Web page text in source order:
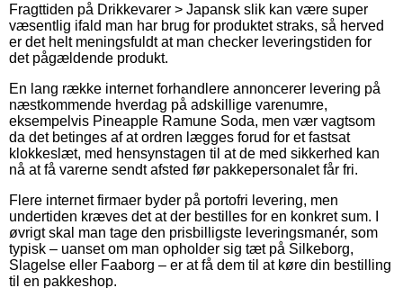
Fragttiden på Drikkevarer > Japansk slik kan være super
væsentlig ifald man har brug for produktet straks, så herved
er det helt meningsfuldt at man checker leveringstiden for
det pågældende produkt.
En lang række internet forhandlere annoncerer levering på
næstkommende hverdag på adskillige varenumre,
eksempelvis Pineapple Ramune Soda, men vær vagtsom
da det betinges af at ordren lægges forud for et fastsat
klokkeslæt, med hensynstagen til at de med sikkerhed kan
nå at få varerne sendt afsted før pakkepersonalet får fri.
Flere internet firmaer byder på portofri levering, men
undertiden kræves det at der bestilles for en konkret sum. I
øvrigt skal man tage den prisbilligste leveringsmanér, som
typisk – uanset om man opholder sig tæt på Silkeborg,
Slagelse eller Faaborg – er at få dem til at køre din bestilling
til en pakkeshop.